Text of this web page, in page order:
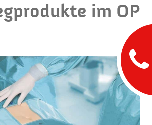
im OP